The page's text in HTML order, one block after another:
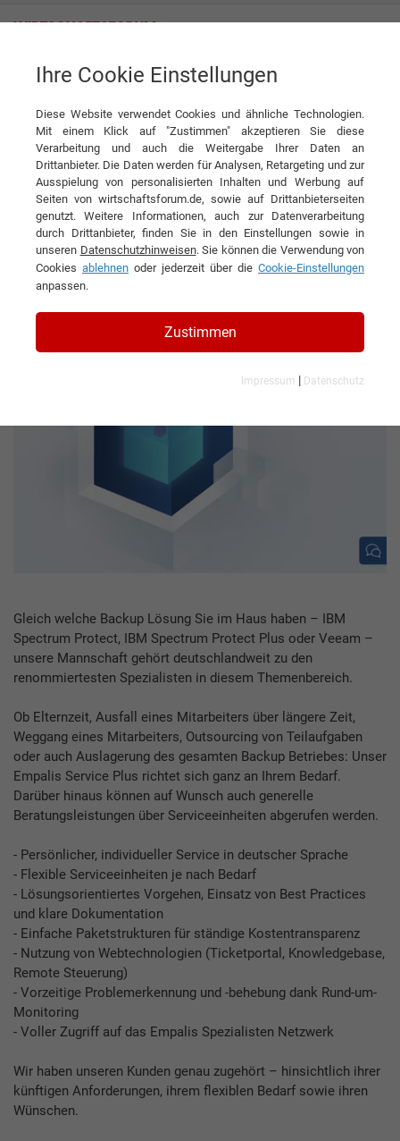
Empalis Consulting GmbH
Produkt Empalis Consulting GmbH
DIESEN ARTIKEL EMPFEHLEN
Empalis Service Plus - Managed
Service
Gleich welche Backup Lösung Sie im Haus haben – IBM
Spectrum Protect, IBM Spectrum Protect Plus oder Veeam –
unsere Mannschaft gehört deutschlandweit zu den
renommiertesten Spezialisten in diesem Themenbereich.
Ob Elternzeit, Ausfall eines Mitarbeiters über längere Zeit,
Weggang eines Mitarbeiters, Outsourcing von Teilaufgaben
oder auch Auslagerung des gesamten Backup Betriebes: Unser
Empalis Service Plus richtet sich ganz an Ihrem Bedarf.
Darüber hinaus können auf Wunsch auch generelle
Beratungsleistungen über Serviceeinheiten abgerufen werden.
- Persönlicher, individueller Service in deutscher Sprache
- Flexible Serviceeinheiten je nach Bedarf
- Lösungsorientiertes Vorgehen, Einsatz von Best Practices
und klare Dokumentation
- Einfache Paketstrukturen für ständige Kostentransparenz
- Nutzung von Webtechnologien (Ticketportal, Knowledgebase,
Remote Steuerung)
- Vorzeitige Problemerkennung und -behebung dank Rund-um-
Monitoring
- Voller Zugriff auf das Empalis Spezialisten Netzwerk
Wir haben unseren Kunden genau zugehört – hinsichtlich ihrer
künftigen Anforderungen, ihrem flexiblen Bedarf sowie ihren
Wünschen.
Ihre Cookie Einstellungen
Diese Website verwendet Cookies und ähnliche Technologien.
Mit einem Klick auf "Zustimmen" akzeptieren Sie diese
Verarbeitung und auch die Weitergabe Ihrer Daten an
Drittanbieter. Die Daten werden für Analysen, Retargeting und zur
Ausspielung von personalisierten Inhalten und Werbung auf
Seiten von wirtschaftsforum.de, sowie auf Drittanbieterseiten
genutzt. Weitere Informationen, auch zur Datenverarbeitung
durch Drittanbieter, finden Sie in den Einstellungen sowie in
unseren Datenschutzhinweisen. Sie können die Verwendung von
Cookies ablehnen oder jederzeit über die Cookie-Einstellungen
anpassen.
Zustimmen
Impressum | Datenschutz